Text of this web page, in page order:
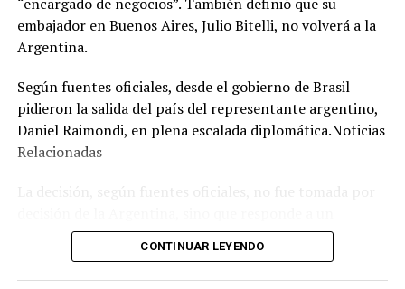
ante amenazas digitales.
hora más tarde se reunió con los representantes de
las cámaras automotrices argentinas en el Ecuador.
Participaron representantes de ADEFA, Peugeot Citroen
Argentina, AFAC, ACARA, Toyota Argentina, Ford
embajador en Buenos Aires, Julio Bitelli, no volverá a la
Argentina.
Según fuentes oficiales, desde el gobierno de Brasil
pidieron la salida del país del representante argentino,
Daniel Raimondi, en plena escalada diplomática.Noticias
Relacionadas
expreso pedido que el canciller de Brasil, Mauro Vieira,
le hizo al diplomático argentino cuando le entregaron la
nota de protesta y le informaron que Bitelli, por el
CONTINUAR LEYENDO